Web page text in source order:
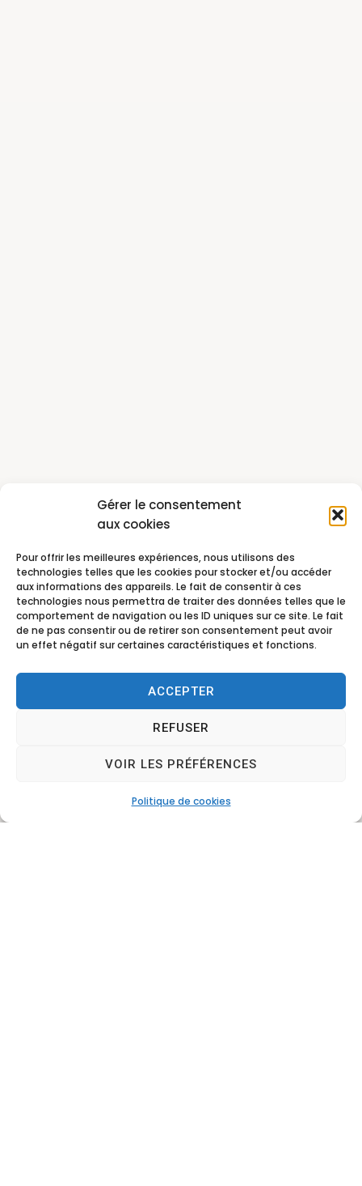
Gérer le consentement
aux cookies
Pour offrir les meilleures expériences, nous utilisons des
technologies telles que les cookies pour stocker et/ou accéder
aux informations des appareils. Le fait de consentir à ces
technologies nous permettra de traiter des données telles que le
comportement de navigation ou les ID uniques sur ce site. Le fait
de ne pas consentir ou de retirer son consentement peut avoir
un effet négatif sur certaines caractéristiques et fonctions.
ACCEPTER
REFUSER
VOIR LES PRÉFÉRENCES
Politique de cookies